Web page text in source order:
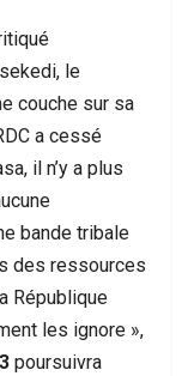
le
couche sur sa
a cessé
il n’y a plus
bande tribale
des ressources
République
les ignore »,
poursuivra